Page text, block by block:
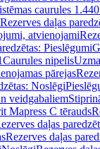
caurules
Rezerves daļas
atvienojami
Pieslēgumi
Caurules nipelis
pārejas
Noslēgi
veidgabaliem
Mapress C tērauds
daļas
Rezerves daļas